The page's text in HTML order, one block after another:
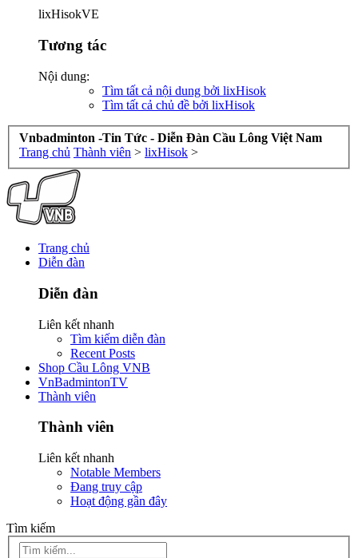
lixHisokVE
Tương tác
Nội dung:
Tìm tất cả nội dung bởi lixHisok
Tìm tất cả chủ đề bởi lixHisok
Vnbadminton -Tin Tức - Diễn Đàn Cầu Lông Việt Nam
Trang chủ Thành viên > lixHisok >
Trang chủ
Diễn đàn
Diễn đàn
Liên kết nhanh
Tìm kiếm diễn đàn
Recent Posts
Shop Cầu Lông VNB
VnBadmintonTV
Thành viên
Thành viên
Liên kết nhanh
Notable Members
Đang truy cập
Hoạt động gần đây
Tìm kiếm